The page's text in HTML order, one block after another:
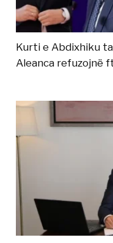
Kurti e Abdixhiku
Aleanca refuzojnë